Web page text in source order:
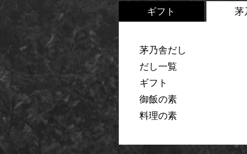
ギフト 茅
茅乃舎だし
だし一覧
ギフト
御飯の素
料理の素